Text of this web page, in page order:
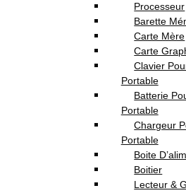
Previous product
Samsung Galaxy A17 4G 6Go
SOURIS OPTIQUE FILAIRE MACRO
Processeur
Barette
Carte Mère
Carte
Clavier
Portable
Batterie
Portable
Chargeur
Portable
Boite
Boitier
Lecteur &